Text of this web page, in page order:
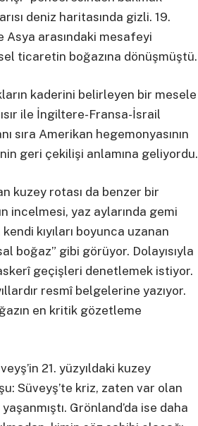
deniz haritasında gizli. 19.
Asya arasındaki mesafeyi
ticaretin boğazına dönüşmüştü.
kaderini belirleyen bir mesele
ile İngiltere-Fransa-İsrail
sıra Amerikan hegemonyasının
geri çekilişi anlamına geliyordu.
kuzey rotası da benzer bir
incelmesi, yaz aylarında gemi
kıyıları boyunca uzanan
boğaz” gibi görüyor. Dolayısıyla
geçişleri denetlemek istiyor.
resmî belgelerine yazıyor.
en kritik gözetleme
21. yüzyıldaki kuzey
Süveyş’te kriz, zaten var olan
Grönland’da ise daha